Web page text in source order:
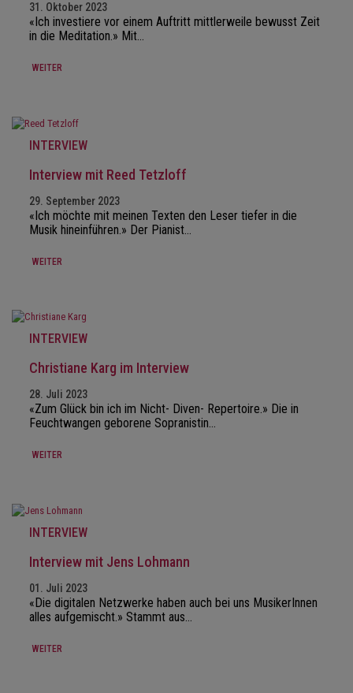
31. Oktober 2023
«Ich investiere vor einem Auftritt mittlerweile bewusst Zeit
in die Meditation.» Mit…
WEITER
INTERVIEW
Interview mit Reed Tetzloff
29. September 2023
«Ich möchte mit meinen Texten den Leser tiefer in die
Musik hineinführen.» Der Pianist…
WEITER
INTERVIEW
Christiane Karg im Interview
28. Juli 2023
«Zum Glück bin ich im Nicht- Diven- Repertoire.» Die in
Feuchtwangen geborene Sopranistin…
WEITER
INTERVIEW
Interview mit Jens Lohmann
01. Juli 2023
«Die digitalen Netzwerke haben auch bei uns MusikerInnen
alles aufgemischt.» Stammt aus…
WEITER